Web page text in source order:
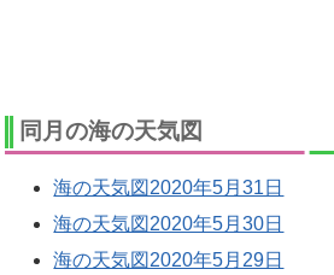
同月の海の天気図
海の天気図2020年5月31日
海の天気図2020年5月30日
海の天気図2020年5月29日